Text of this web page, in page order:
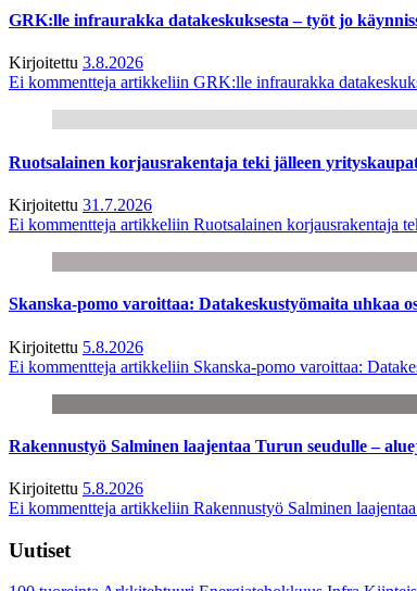
GRK:lle infraurakka datakeskuksesta – työt jo
Kirjoitettu 3.8.2026
Ei kommentteja artikkeliin GRK:lle infraurakka
Ruotsalainen korjausrakentaja teki jälleen
Kirjoitettu 31.7.2026
Ei kommentteja artikkeliin Ruotsalainen korjausrakentaja
Skanska-pomo varoittaa: Datakeskustyömaita uhkaa
Kirjoitettu 5.8.2026
Ei kommentteja artikkeliin Skanska-pomo varoittaa:
Rakennustyö Salminen laajentaa Turun seudulle –
Kirjoitettu 5.8.2026
Ei kommentteja artikkeliin Rakennustyö Salminen
Uutiset